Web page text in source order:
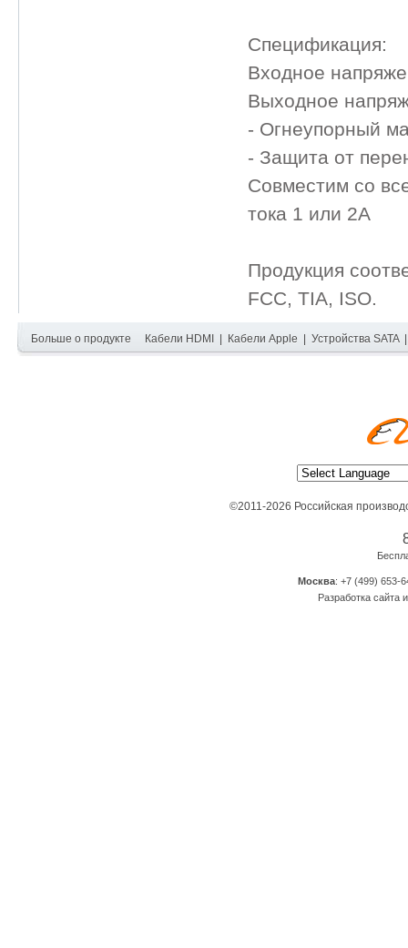
Спецификация:
Входное
Выходное
- Огнеупорный
- Защита от
Совместим со
тока 1 или 2A
Продукция
FCC, TIA, ISO.
Больше о продукте Кабели HDMI Кабели Apple Устройства SATA
©2011-2026 Российская
Москва: +7 (499) 653-
Разработка сайта